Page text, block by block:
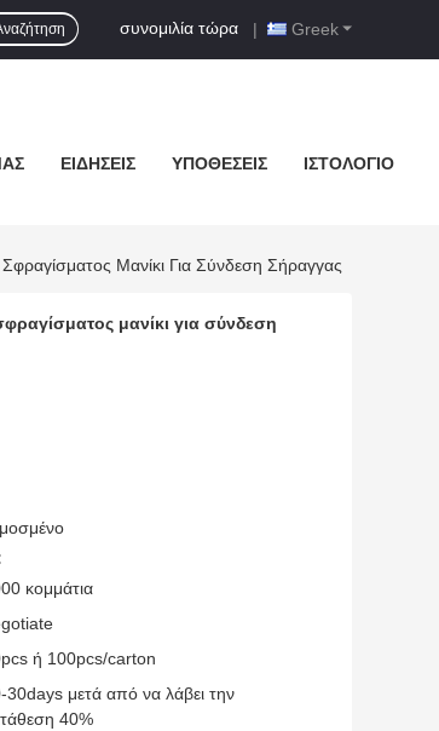
Greek
συνομιλία τώρα |
ΕΙΔΉΣΕΙΣ ΥΠΟΘΈΣΕΙΣ ΙΣΤΟΛΌΓΙΟ
Μανίκι Για Σύνδεση Σήραγγας
μανίκι για σύνδεση
κομμάτια
ή 100pcs/carton
30days μετά από να λάβει την
40%